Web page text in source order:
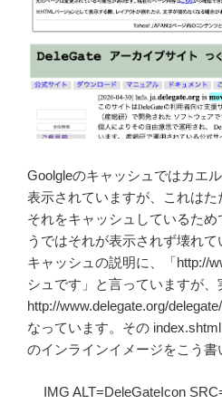
Goolgleのキャッシュではカエ
表示されていますが、これは
それをキャッシュしているた
うではそれが表示されず壊れ
キャッシュの説明に、「http://
シュです」と言っていますが、
http://www.delegate.org/
なっています。その
のインラインイメージをこう書
IMG ALT=DeleGateIcon